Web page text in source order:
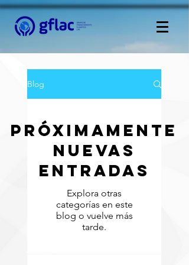
Blog
Próximamente
nuevas
entradas
Explora otras
categorías en este
blog o vuelve más
tarde.